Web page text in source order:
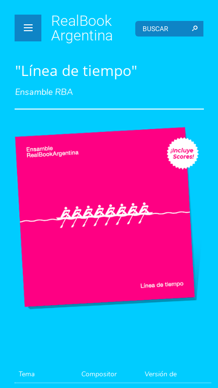
RealBook
Argentina
"Línea de tiempo"
Ensamble RBA
Tema Compositor Versión de